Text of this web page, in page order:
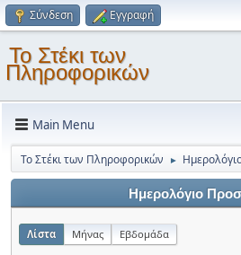
Σύνδεση Εγγραφή
Το Στέκι των
Πληροφορικών
Main Menu
Το Στέκι των Πληροφορικών ►
Ημερολόγιο
Λίστα Μήνας Εβδομάδα